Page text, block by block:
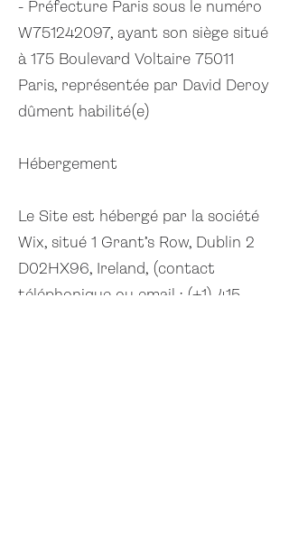
- Préfecture Paris sous le numéro
W751242097, ayant son siège situé
à 175 Boulevard Voltaire 75011
Paris, représentée par David Deroy
dûment habilité(e)
Hébergement
Le Site est hébergé par la société
Wix, situé 1 Grant’s Row, Dublin 2
D02HX96, Ireland, (contact
téléphonique ou email : (+1) 415